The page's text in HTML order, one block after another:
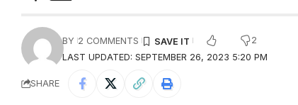
LAST UPDATED: SEPTEMBER 26, 2023 5:20 PM
BY 2 COMMENTS 2
SHARE